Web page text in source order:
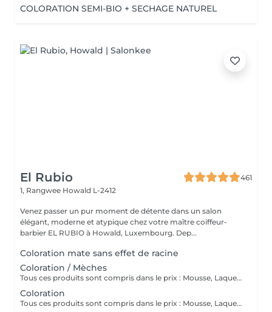
COLORATION SEMI-BIO + SECHAGE NATUREL
El Rubio
461
1, Rangwee Howald L-2412
Venez passer un pur moment de détente dans un salon
élégant, moderne et atypique chez votre maître coiffeur-
barbier EL RUBIO à Howald, Luxembourg. Dep...
Coloration mate sans effet de racine
Coloration / Mèches
Tous ces produits sont compris dans le prix : Mousse, Laque, Gel, Soin démêlant, Shampoing spécifique. Tous les produits que nous utilisons sont des produits de qualité professionnelle.
Coloration
Tous ces produits sont compris dans le prix : Mousse, Laque, Gel, Soin démêlant, Shampoing spécifique. Tous les produits que nous utilisons sont des produits de qualité professionnelle.